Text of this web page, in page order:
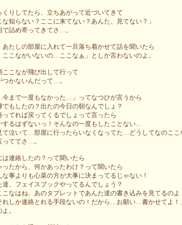
くりしてたら、立ちあがって近づいてきて
な知らない？ここに来てない？あんた、見てない？」
で詰め寄ってきてさ…。
あたしの部屋に入れて一旦落ち着かせて話を聞いたら
ここながいないの…ここなぁ」としか言わないのよ。
ここなが飛び出して行って
つかないんだって…。
今まで一度もなかった…」ってなつひが言うから
でもしたの？出たの今日の朝なんでしょ？
ってれば戻ってくるでしょって言ったら
するはずないっ！そんなの一度もしたことない…
て泣いて…部屋に行ったらいなくなってた…どうしてなのこ
ててさ…。
は連絡したの？って聞いたら
ったから、何かあったわけ？って聞いたら
事よりも心菜の方が大事に決まってるじゃない！
達、フェイスブックやってるんでしょう？
なはね、あのタブレットであんた達の書き込みを見てるのよ
しか連絡とれる手段ないの！だから…お願い…書かせてよ！
。